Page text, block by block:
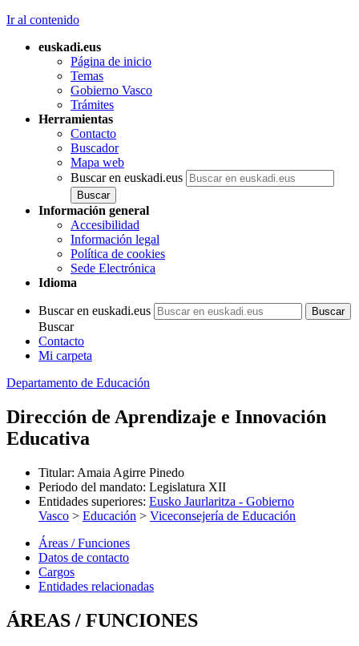
Ir al contenido
euskadi.eus
Página de inicio
Temas
Gobierno Vasco
Trámites
Herramientas
Contacto
Buscador
Mapa web
Buscar en euskadi.eus
Información general
Accesibilidad
Información legal
Política de cookies
Sede Electrónica
Idioma
Buscar en euskadi.eus
Buscar
Contacto
Mi carpeta
Departamento de Educación
Dirección de Aprendizaje e Innovación
Educativa
Titular: Amaia Agirre Pinedo
Periodo del mandato: Legislatura XII
Entidades superiores: Eusko Jaurlaritza - Gobierno
Vasco > Educación > Viceconsejería de Educación
Áreas / Funciones
Datos de contacto
Cargos
Entidades relacionadas
ÁREAS / FUNCIONES